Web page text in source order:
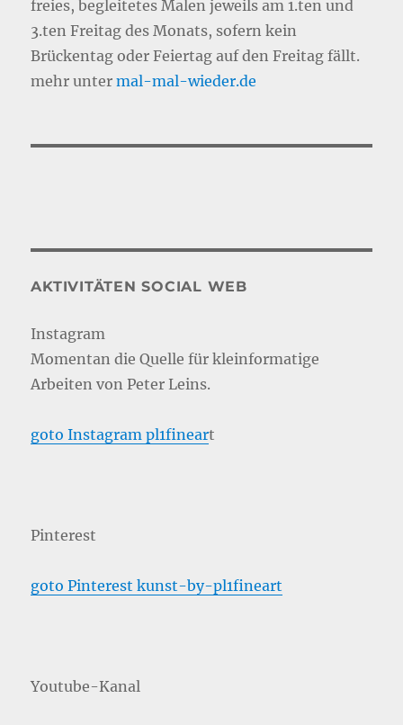
freies, begleitetes Malen jeweils am 1.ten und
3.ten Freitag des Monats, sofern kein
Brückentag oder Feiertag auf den Freitag fällt.
mehr untermal-mal-wieder.de
AKTIVITÄTEN SOCIAL WEB
Instagram
Momentan die Quelle für kleinformatige
Arbeiten von Peter Leins.
goto Instagram pl1fineart
Pinterest
goto Pinterest kunst-by-pl1fineart
Youtube-Kanal